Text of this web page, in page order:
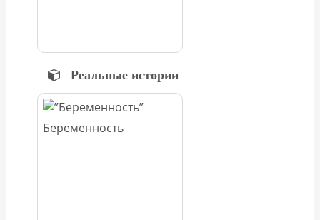
Реальные истории
Беременность